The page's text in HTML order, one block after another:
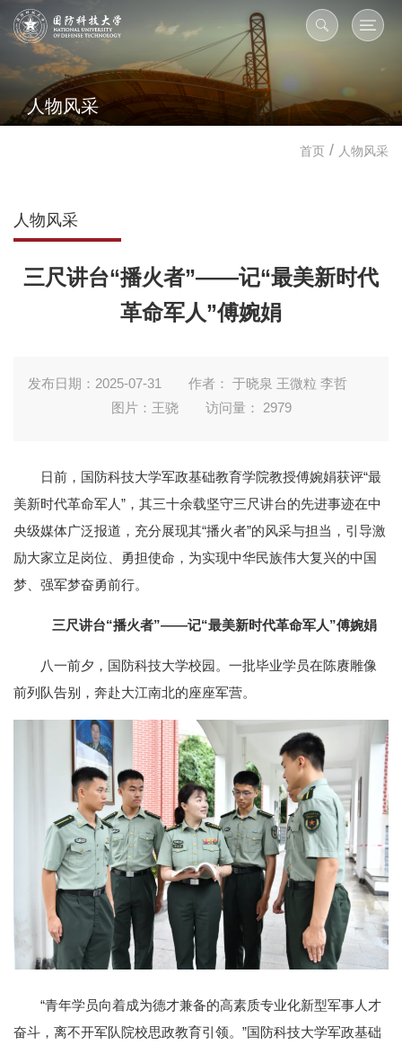
人物风采
首页 / 人物风采
人物风采
三尺讲台“播火者”——记“最美新时代
革命军人”傅婉娟
发布日期：2025-07-31
作者： 于晓泉 王微粒 李哲
图片：王骁
访问量： 2979
日前，国防科技大学军政基础教育学院教授傅婉娟获评“最
美新时代革命军人”，其三十余载坚守三尺讲台的先进事迹在中
央级媒体广泛报道，充分展现其“播火者”的风采与担当，引导激
励大家立足岗位、勇担使命，为实现中华民族伟大复兴的中国
梦、强军梦奋勇前行。
三尺讲台“播火者”——记“最美新时代革命军人”傅婉娟
八一前夕，国防科技大学校园。一批毕业学员在陈赓雕像
前列队告别，奔赴大江南北的座座军营。
“青年学员向着成为德才兼备的高素质专业化新型军事人才
奋斗，离不开军队院校思政教育引领。”国防科技大学军政基础